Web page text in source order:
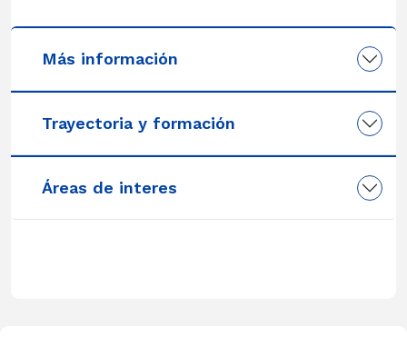
Más información
Trayectoria y formación
Áreas de interes